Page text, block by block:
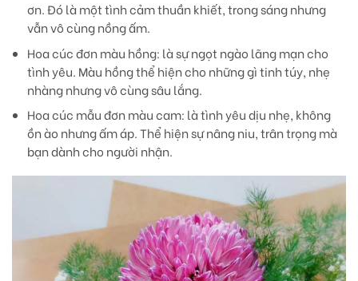
ơn. Đó là một tình cảm thuần khiết, trong sáng nhưng
vẫn vô cùng nồng ấm.
Hoa cúc đơn màu hồng: là sự ngọt ngào lãng mạn cho
tình yêu. Màu hồng thể hiện cho những gì tinh túy, nhẹ
nhàng nhưng vô cùng sâu lắng.
Hoa cúc mẫu đơn màu cam: là tình yêu dịu nhẹ, không
ồn ào nhưng ấm áp. Thể hiện sự nâng niu, trân trọng mà
bạn dành cho người nhận.